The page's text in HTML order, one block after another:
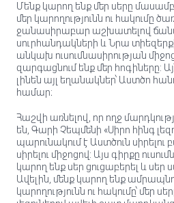
Մենք կարող ենք մեր սերը մասամբ
մեր կարողությունն ու հակումը
ջանասիրաբար աշխատելով
սուրհանդակների և Նրա
անկախ ուսումնասիրության
զարգացնում ենք մեր հոգիները:
լինեն այլ եղանակներ՝ Աստծո
համար։
Հաշվի առնելով, որ ողջ
են, Գարի Չեպմենի «Սիրո հինգ
պարունակում է Աստծուն սիրելու
սիրելու միջոցով: Այս գիրքը
կարող ենք սեր ցուցաբերել և սեր
Ավելին, մենք կարող ենք
կարողությունն ու հակումը՝ մեր